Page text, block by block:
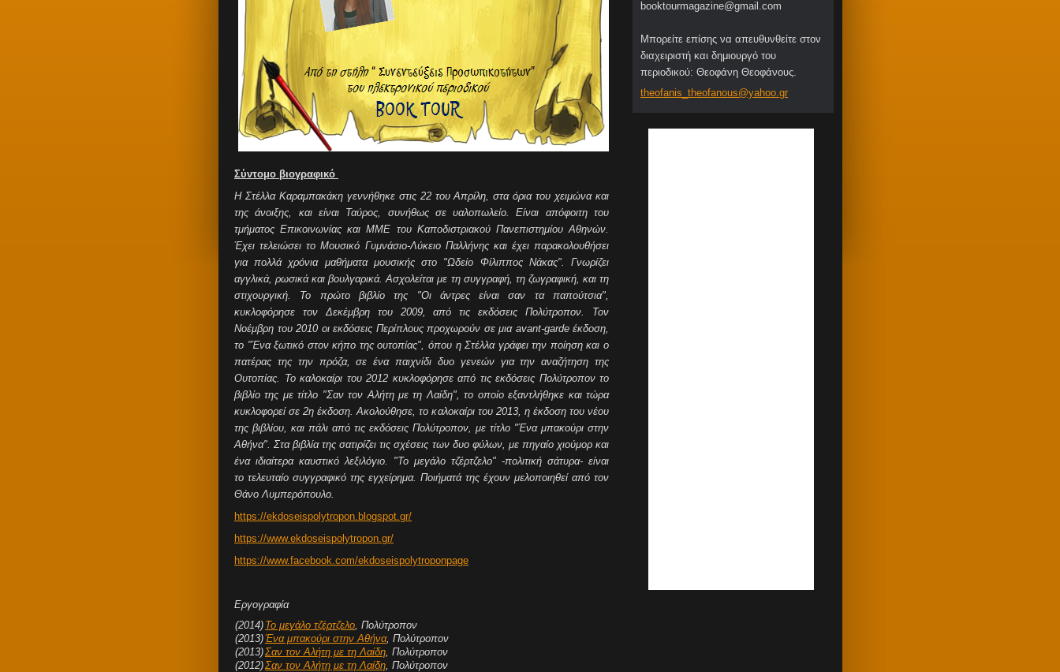
Σύντομο βιογραφικό
Η Στέλλα Καραμπακάκη γεννήθηκε στις 22 του Απρίλη, στα όρια του χειμώνα και
της άνοιξης, και είναι Ταύρος, συνήθως σε υαλοπωλείο. Είναι απόφοιτη του
τμήματος Επικοινωνίας και ΜΜΕ του Καποδιστριακού Πανεπιστημίου Αθηνών.
Έχει τελειώσει το Μουσικό Γυμνάσιο-Λύκειο Παλλήνης και έχει παρακολουθήσει
για πολλά χρόνια μαθήματα μουσικής στο "Ωδείο Φίλιππος Νάκας". Γνωρίζει
αγγλικά, ρωσικά και βουλγαρικά. Ασχολείται με τη συγγραφή, τη ζωγραφική, και τη
στιχουργική. Το πρώτο βιβλίο της "Οι άντρες είναι σαν τα παπούτσια",
κυκλοφόρησε τον Δεκέμβρη του 2009, από τις εκδόσεις Πολύτροπον. Τον
Νοέμβρη του 2010 οι εκδόσεις Περίπλους προχωρούν σε μια avant-garde έκδοση,
το "Ένα ξωτικό στον κήπο της ουτοπίας", όπου η Στέλλα γράφει την ποίηση και ο
πατέρας της την πρόζα, σε ένα παιχνίδι δυο γενεών για την αναζήτηση της
Ουτοπίας. Το καλοκαίρι του 2012 κυκλοφόρησε από τις εκδόσεις Πολύτροπον το
βιβλίο της με τίτλο "Σαν τον Αλήτη με τη Λαίδη", το οποίο εξαντλήθηκε και τώρα
κυκλοφορεί σε 2η έκδοση. Ακολούθησε, το καλοκαίρι του 2013, η έκδοση του νέου
της βιβλίου, και πάλι από τις εκδόσεις Πολύτροπον, με τίτλο "Ένα μπακούρι στην
Αθήνα". Στα βιβλία της σατιρίζει τις σχέσεις των δυο φύλων, με πηγαίο χιούμορ και
ένα ιδιαίτερα καυστικό λεξιλόγιο. "Το μεγάλο τζέρτζελο" -πολιτική σάτυρα- είναι
το τελευταίο συγγραφικό της εγχείρημα. Ποιήματά της έχουν μελοποιηθεί από τον
Θάνο Λυμπερόπουλο.
https://ekdoseispolytropon.blogspot.gr/
https://www.ekdoseispolytropon.gr/
https://www.facebook.com/ekdoseispolytroponpage
Εργογραφία
(2014) Το μεγάλο τζέρτζελο, Πολύτροπον
(2013)Ένα μπακούρι στην Αθήνα, Πολύτροπον
(2013)Σαν τον Αλήτη με τη Λαίδη, Πολύτροπον
(2012)Σαν τον Αλήτη με τη Λαίδη, Πολύτροπον
booktourmagazine@gmail.com
Μπορείτε επίσης να απευθυνθείτε στον
διαχειριστή και δημιουργό του
περιοδικού: Θεοφάνη Θεοφάνους.
theofanis_theofanous@yahoo.gr